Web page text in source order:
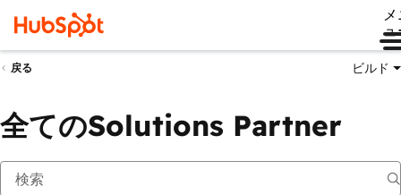
ュ
戻る ビルド
全てのSolutions Partner